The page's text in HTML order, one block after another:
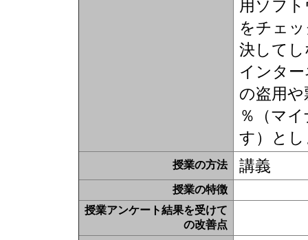
用ソフ
をチェ
決して
インタ
の盗用
％（マ
す）と
授業の方法 講義
授業の特徴
授業アンケート結果を受けて
の改善点